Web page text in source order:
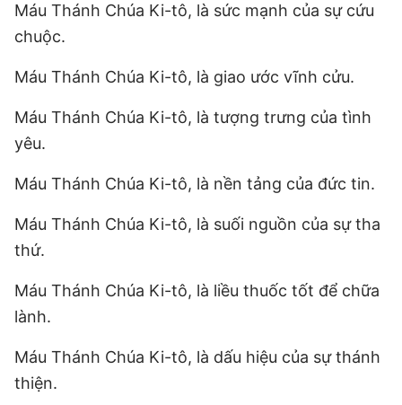
Máu Thánh Chúa Ki-tô, là sức mạnh của sự cứu
chuộc.
Máu Thánh Chúa Ki-tô, là giao ước vĩnh cửu.
Máu Thánh Chúa Ki-tô, là tượng trưng của tình
yêu.
Máu Thánh Chúa Ki-tô, là nền tảng của đức tin.
Máu Thánh Chúa Ki-tô, là suối nguồn của sự tha
thứ.
Máu Thánh Chúa Ki-tô, là liều thuốc tốt để chữa
lành.
Máu Thánh Chúa Ki-tô, là dấu hiệu của sự thánh
thiện.